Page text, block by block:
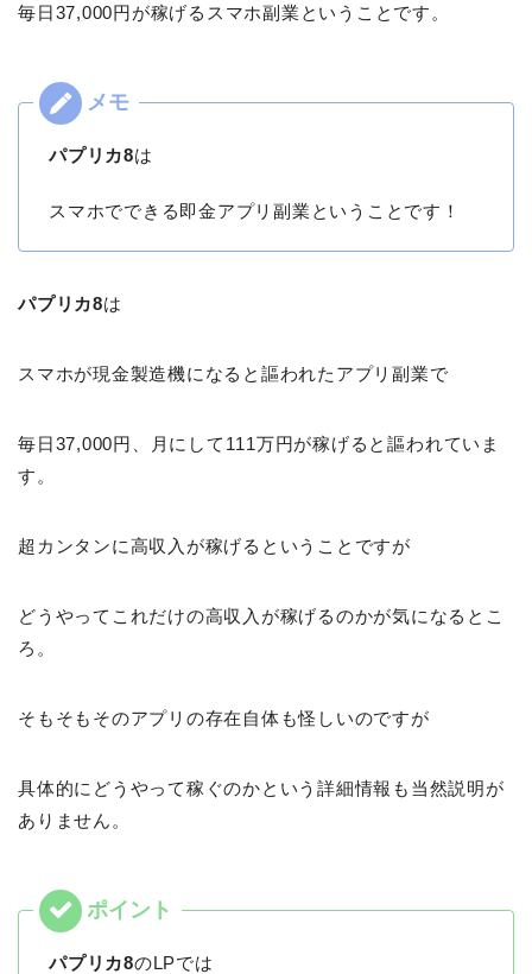
毎日37,000円が稼げるスマホ副業ということです。
パプリカ8は
スマホでできる即金アプリ副業ということです！
パプリカ8は
スマホが現金製造機になると謳われたアプリ副業で
毎日37,000円、月にして111万円が稼げると謳われていま
す。
超カンタンに高収入が稼げるということですが
どうやってこれだけの高収入が稼げるのかが気になるとこ
ろ。
そもそもそのアプリの存在自体も怪しいのですが
具体的にどうやって稼ぐのかという詳細情報も当然説明が
ありません。
パプリカ8のLPでは